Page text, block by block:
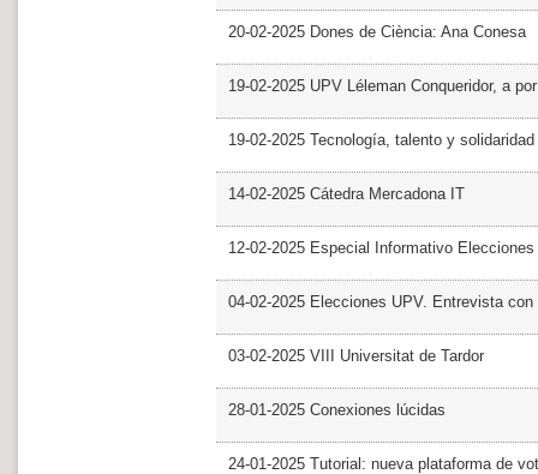
20-02-2025 Dones de Ciència: Ana Conesa
19-02-2025 UPV Léleman Conqueridor, a
19-02-2025 Tecnología, talento y
14-02-2025 Cátedra Mercadona IT
12-02-2025 Especial Informativo Elecciones
04-02-2025 Elecciones UPV. Entrevista con
03-02-2025 VIII Universitat de Tardor
28-01-2025 Conexiones lúcidas
24-01-2025 Tutorial: nueva plataforma de